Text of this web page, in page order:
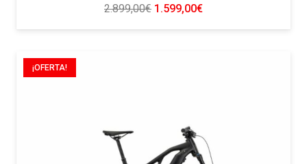
2.899,00€ El
precio
1.599,00€El
precio
¡OFERTA!